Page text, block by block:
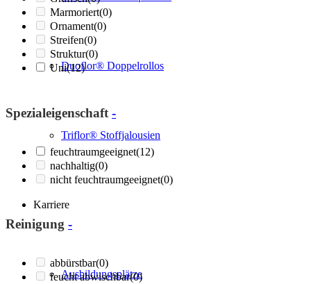
Duoflor® Doppelrollos
Triflor® Stoffjalousien
Karriere
Ausbildungsplätze
Marmoriert(0)
Ornament(0)
Streifen(0)
Struktur(0)
Uni(12)
Spezialeigenschaft -
feuchtraumgeeignet(12)
nachhaltig(0)
nicht feuchtraumgeeignet(0)
Reinigung -
abbürstbar(0)
feucht abwischbar(0)